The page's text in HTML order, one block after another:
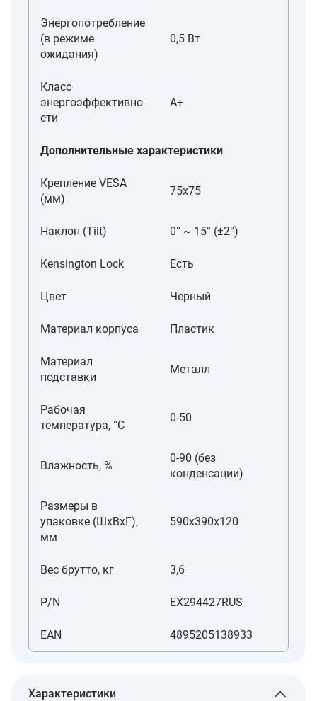
Энергопотребление
(в режиме
ожидания)
0,5 Вт
Класс
энергоэффективно
сти
A+
Дополнительные характеристики
Крепление VESA
(мм)
75x75
Наклон (Tilt) 0° ~ 15° (±2°)
Kensington Lock Есть
Цвет Черный
Материал корпуса Пластик
Материал
подставки
Металл
Рабочая
температура, °C
0-50
Влажность, %
0-90 (без
конденсации)
Размеры в
упаковке (ШxВxГ),
мм
590x390x120
Вес брутто, кг 3,6
P/N EX294427RUS
EAN 4895205138933
Характеристики